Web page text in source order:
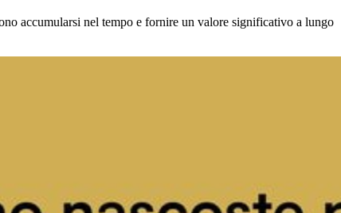
accumularsi nel tempo e fornire un valore significativo a lungo